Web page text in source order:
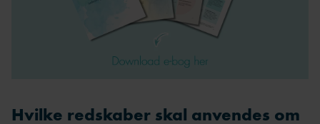
Hvilke redskaber skal anvendes om